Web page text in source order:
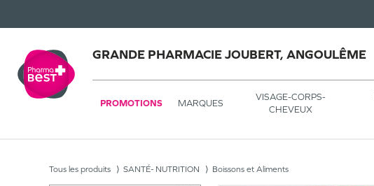
GRANDE PHARMACIE JOUBERT, ANGOULÊME
PROMOTIONS MARQUES
VISAGE-CORPS-
CHEVEUX
Tous les produits SANTÉ- NUTRITION Boissons et Aliments